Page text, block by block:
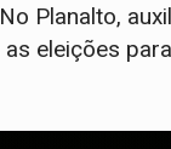
Planalto,
eleições